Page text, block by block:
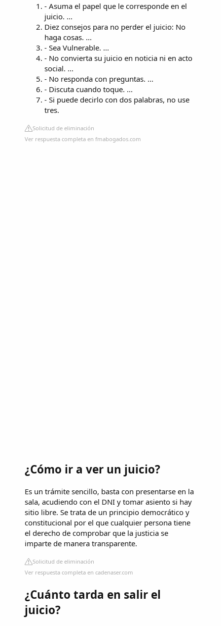
- Asuma el papel que le corresponde en el
juicio. ...
Diez consejos para no perder el juicio: No
haga cosas. ...
- Sea Vulnerable. ...
- No convierta su juicio en noticia ni en acto
social. ...
- No responda con preguntas. ...
- Discuta cuando toque. ...
- Si puede decirlo con dos palabras, no use
tres.
Solicitud de eliminación
Ver respuesta completa en fmabogados.com
¿Cómo ir a ver un juicio?
Es un trámite sencillo, basta con presentarse en la
sala, acudiendo con el DNI y tomar asiento si hay
sitio libre. Se trata de un principio democrático y
constitucional por el que cualquier persona tiene
el derecho de comprobar que la justicia se
imparte de manera transparente.
Solicitud de eliminación
Ver respuesta completa en cadenaser.com
¿Cuánto tarda en salir el
juicio?